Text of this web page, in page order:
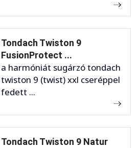
Tondach Twiston 9
FusionProtect ...
a harmóniát sugárzó tondach
twiston 9 (twist) xxl cseréppel
fedett ...
Tondach Twiston 9 Natur